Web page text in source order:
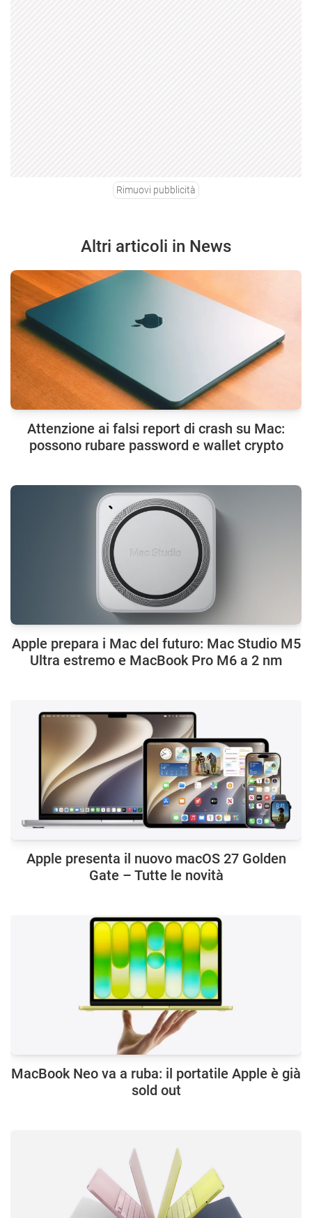
Rimuovi pubblicità
Altri articoli in News
Attenzione ai falsi report di crash su Mac:
possono rubare password e wallet crypto
Apple prepara i Mac del futuro: Mac Studio M5
Ultra estremo e MacBook Pro M6 a 2 nm
Apple presenta il nuovo macOS 27 Golden
Gate – Tutte le novità
MacBook Neo va a ruba: il portatile Apple è già
sold out